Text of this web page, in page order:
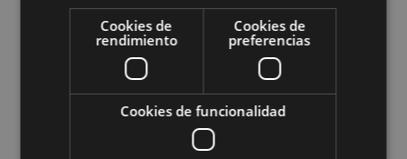
de partida.
Estamos comprometidos con la excelencia en
la atención y el bienestar de nuestros
pacientes. Nuestro objetivo es brindarte un
enfoque integral y centrado en ti para el
manejo del dolor cervical
el dolor cervical, te invitamos a que nos visites
Cookies de
rendimiento
Cookies de
preferencias
Cookies de funcionalidad